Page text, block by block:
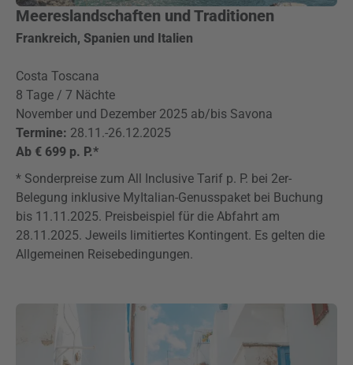
Meereslandschaften und Traditionen
Frankreich, Spanien und Italien
Costa Toscana
8 Tage / 7 Nächte
November und Dezember 2025 ab/bis Savona
Termine: 28.11.-26.12.2025
Ab € 699 p. P.*
* Sonderpreise zum All Inclusive Tarif p. P. bei 2er-
Belegung inklusive MyItalian-Genusspaket bei Buchung
bis 11.11.2025. Preisbeispiel für die Abfahrt am
28.11.2025. Jeweils limitiertes Kontingent. Es gelten die
Allgemeinen Reisebedingungen.